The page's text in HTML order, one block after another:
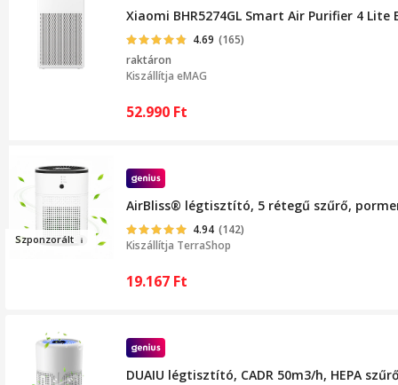
Xiaomi BHR5274GL Smart Air Purifier 4
4.69 (165)
raktáron
Kiszállítja eMAG
52.990 Ft
Szponzorált
AirBliss® légtisztító, 5 rétegű szűrő,
4.94 (142)
Kiszállítja TerraShop
19.167 Ft
DUAIU légtisztító, CADR 50m3/h, HEPA